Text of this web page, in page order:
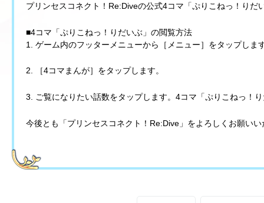
プリンセスコネクト！Re:Diveの公式4コマ「ぷりこねっ！りだ
■4コマ「ぷりこねっ！りだいぶ」の閲覧方法
1. ゲーム内のフッターメニューから［メニュー］をタップしま
2. ［4コマまんが］をタップします。
3. ご覧になりたい話数をタップします。4コマ「ぷりこねっ！
今後とも「プリンセスコネクト！Re:Dive」をよろしくお願いい